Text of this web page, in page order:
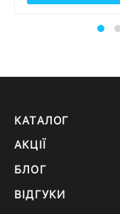
КАТАЛОГ
АКЦІЇ
БЛОГ
ВІДГУКИ